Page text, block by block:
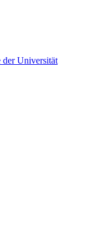
der Universität